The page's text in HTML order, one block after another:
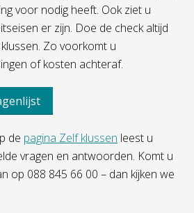
voor nodig heeft. Ook ziet u
er zijn. Doe de check altijd
Zo voorkomt u
of kosten achteraf.
de pagina Zelf klussen leest u
vragen en antwoorden. Komt u
op 088 845 66 00 – dan kijken we